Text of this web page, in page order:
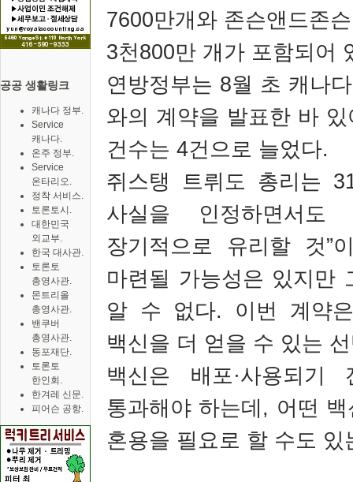
공공 생활링크
캐나다 정부.
Service
캐나다.
온주 정부.
Service
온타리오.
정착 서비스.
토론토시.
대한민국
외교부.
한국 대사관.
토론토
총영사관.
몬트리올
총영사관.
밴쿠버
총영사관.
동포재단.
토론토
한인회.
한겨레 신문.
피어슨 공항.
7600만개와 존슨앤드존슨
3천800만 개가 포함되어
연방정부는 8월 초 캐나
와의 계약을 발표한 바
건수는 4건으로 늘었다.
쥐스탱 트뤼도 총리는
사실을 인정하면서
장기적으로 유리할 것”
마련될 가능성은 있지만
알 수 없다. 이번 계약
백신을 더 얻을 수 있는
백신은 배포·사용되
통과해야 하는데, 어떤
혼용을 필요로 할 수도